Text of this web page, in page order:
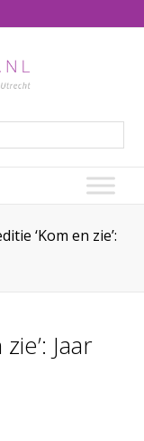
‘Kom en zie’:
Jaar